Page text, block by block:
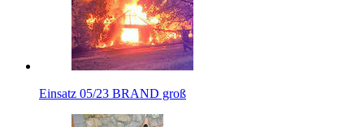
Einsatz 05/23 BRAND groß